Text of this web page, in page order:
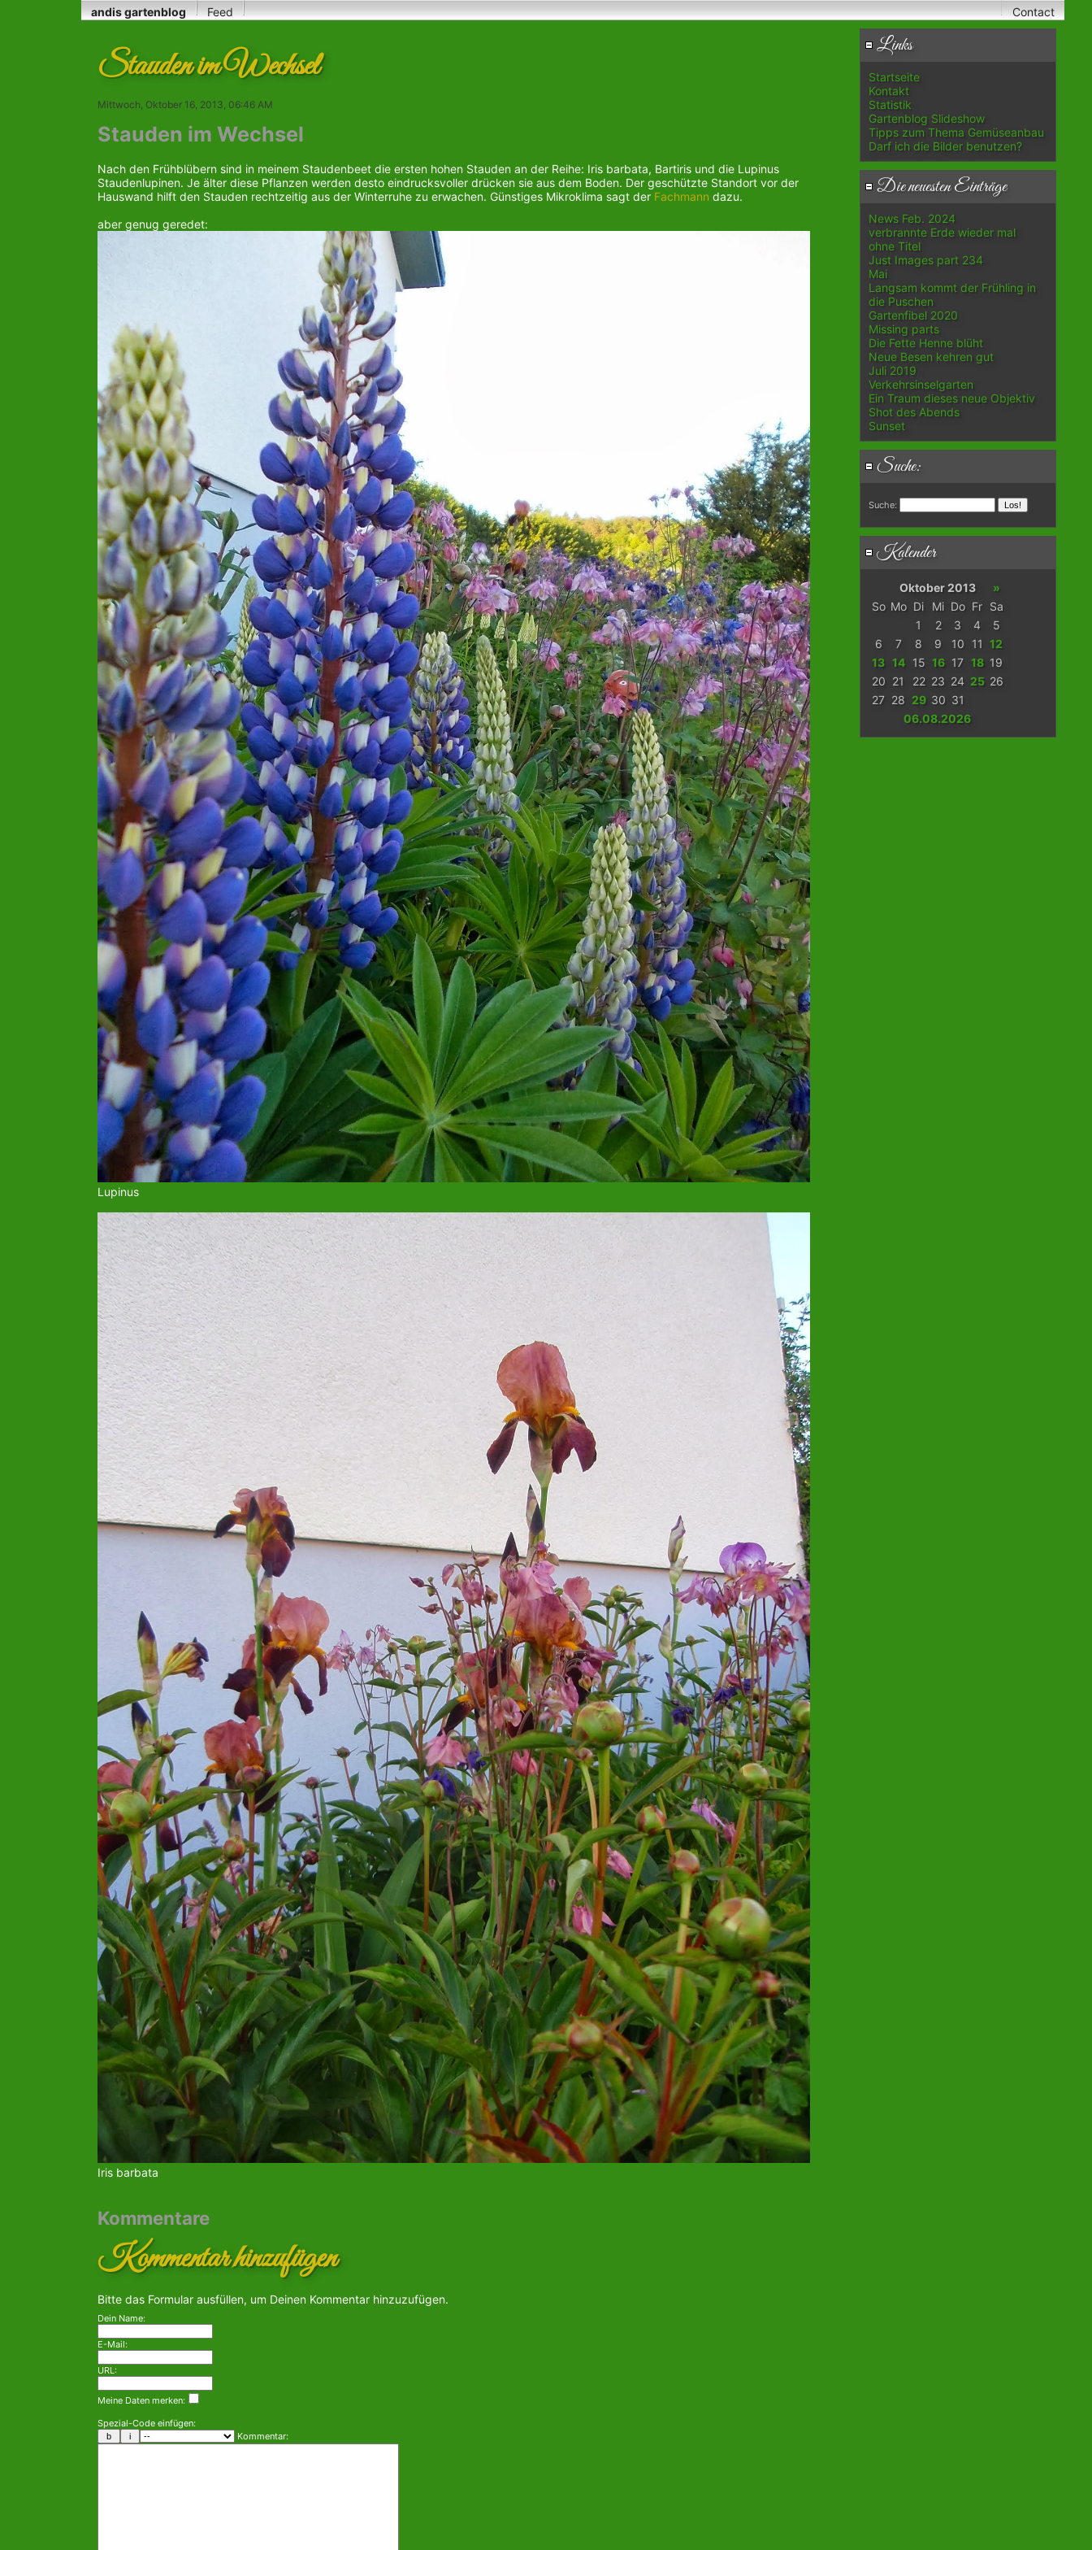
andis gartenblog Feed Contact
Links
Startseite
Kontakt
Statistik
Gartenblog Slideshow
Tipps zum Thema Gemüseanbau
Darf ich die Bilder benutzen?
Die neuesten Einträge
News Feb. 2024
verbrannte Erde wieder mal
ohne Titel
Just Images part 234
Mai
Langsam kommt der Frühling in
die Puschen
Gartenfibel 2020
Missing parts
Die Fette Henne blüht
Neue Besen kehren gut
Juli 2019
Verkehrsinselgarten
Ein Traum dieses neue Objektiv
Shot des Abends
Sunset
Suche:
Suche:
Kalender
Oktober 2013
»
So Mo Di Mi Do Fr Sa
1
2 3 4
5
6
7 8 9 10 11 12
13 14 15 16 17 18 19
20 21 22 23 24 25 26
27 28 29 30 31
06.08.2026
Stauden im Wechsel
Mittwoch, Oktober 16, 2013, 06:46 AM
Stauden im Wechsel
Nach den Frühblübern sind in meinem Staudenbeet die ersten hohen Stauden an der Reihe: Iris barbata, Bartiris und die Lupinus
Staudenlupinen. Je älter diese Pflanzen werden desto eindrucksvoller drücken sie aus dem Boden. Der geschützte Standort vor der
Hauswand hilft den Stauden rechtzeitig aus der Winterruhe zu erwachen. Günstiges Mikroklima sagt der Fachmann dazu.
aber genug geredet:
Lupinus
Iris barbata
Kommentare
Kommentar hinzufügen
Bitte das Formular ausfüllen, um Deinen Kommentar hinzuzufügen.
Dein Name:
E-Mail:
URL:
Meine Daten merken:
Spezial-Code einfügen:
Kommentar: